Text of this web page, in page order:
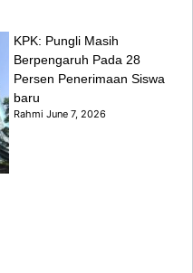
KPK: Pungli Masih
Berpengaruh Pada 28
Persen Penerimaan Siswa
baru
RahmiJune 7, 2026